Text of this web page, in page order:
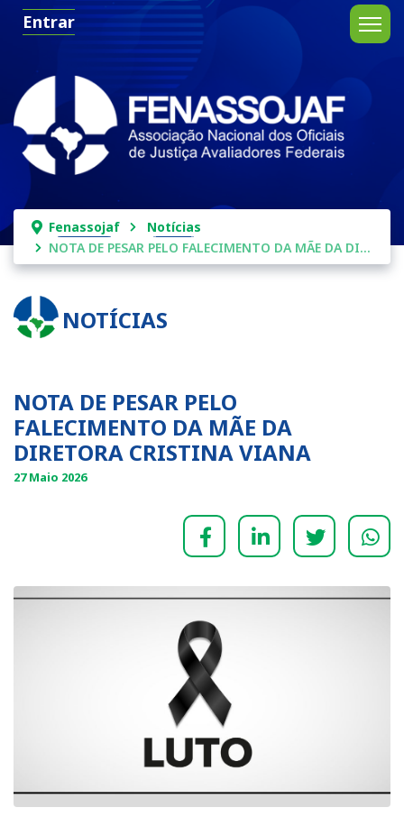
Entrar
NOTÍCIAS
Fenassojaf
Notícias
NOTA DE PESAR PELO FALECIMENTO DA MÃE DA DIRETORA CRISTINA VIANA
NOTA DE PESAR PELO
FALECIMENTO DA MÃE DA
DIRETORA CRISTINA VIANA
27 Maio 2026